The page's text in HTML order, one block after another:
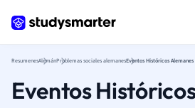
ResumenesAlemánProblemas sociales alemanesEventos Históricos Alemanes
Eventos